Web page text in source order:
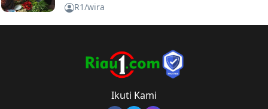
R1/wira
Ikuti Kami